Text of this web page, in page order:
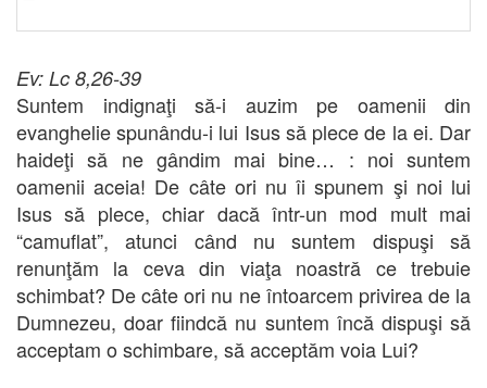
Ev: Lc 8,26-39
Suntem indignaţi să-i auzim pe oamenii din
evanghelie spunându-i lui Isus să plece de la ei. Dar
haideţi să ne gândim mai bine… : noi suntem
oamenii aceia! De câte ori nu îi spunem şi noi lui
Isus să plece, chiar dacă într-un mod mult mai
“camuflat”, atunci când nu suntem dispuşi să
renunţăm la ceva din viaţa noastră ce trebuie
schimbat? De câte ori nu ne întoarcem privirea de la
Dumnezeu, doar fiindcă nu suntem încă dispuşi să
acceptam o schimbare, să acceptăm voia Lui?